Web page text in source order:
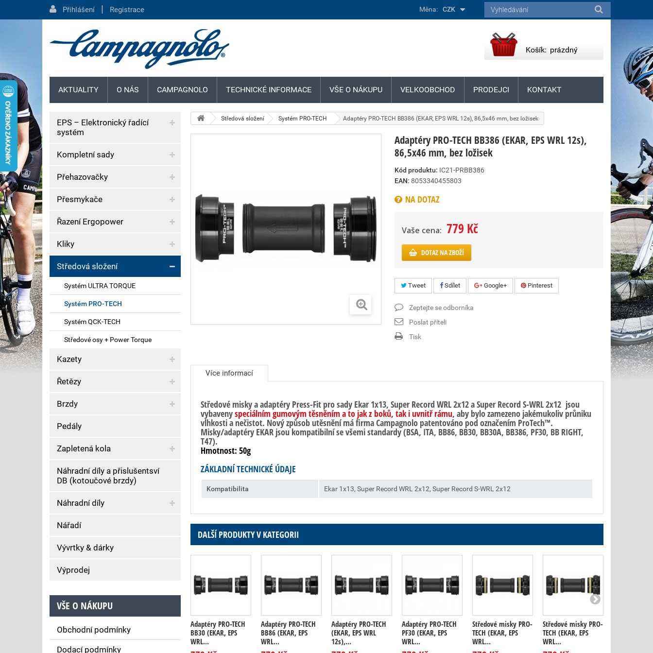
Středová složení Systém PRO-TECH Adaptéry PRO-TECH BB386 (EKAR, EPS WRL 12s), 86,5x46 mm, bez ložisek
Adaptéry PRO-TECH BB386 (EKAR, EPS WRL 12s),
86,5x46 mm, bez ložisek
Kód produktu: IC21-PRBB386
EAN: 8053340455803
NA DOTAZ
Vaše cena: 779 Kč
DOTAZ NA ZBOŽÍ
Tweet Sdílet Google+ Pinterest
Zeptejte se odborníka
Poslat příteli
Tisk
Více informací
Středové misky a adaptéry Press-Fit pro sady Ekar 1x13, Super Record WRL 2x12 a Super Record S-WRL 2x12 jsou
vybavenyspeciálním gumovým těsněním a to jak z boků, tak i uvnitř rámu, aby bylo zamezeno jakémukoliv průniku
vlhkosti a nečistot. Nový způsob utěsnění má firma Campagnolo patentováno pod označením ProTech™.
Misky/adaptéry EKAR jsou kompatibilní se všemi standardy (BSA, ITA, BB86, BB30, BB30A, BB386, PF30, BB RIGHT,
T47).
Hmotnost: 50g
ZÁKLADNÍ TECHNICKÉ ÚDAJE
Kompatibilita Ekar 1x13, Super Record WRL 2x12, Super Record S-WRL 2x12
DALŠÍ PRODUKTY V KATEGORII
Adaptéry PRO-TECH
BB30 (EKAR, EPS
WRL...
Adaptéry PRO-TECH
BB86 (EKAR, EPS
WRL...
Adaptéry PRO-TECH
(EKAR, EPS WRL
12s),...
Adaptéry PRO-TECH
PF30 (EKAR, EPS
WRL...
Středové misky PRO-
TECH (EKAR, EPS
WRL...
Středové misky PRO-
TECH (EKAR, EPS
WRL...
EPS – Elektronický řadící
systém
Kompletní sady
Přehazovačky
Přesmykače
Řazení Ergopower
Kliky
Středová složení
Systém ULTRA TORQUE
Systém PRO-TECH
Systém QCK-TECH
Středové osy + Power Torque
Kazety
Řetězy
Brzdy
Pedály
Zapletená kola
Náhradní díly a přislušentsví
DB (kotoučové brzdy)
Náhradní díly
Nářadí
Vývrtky & dárky
Výprodej
VŠE O NÁKUPU
Obchodní podmínky
Dodací podmínky
Přihlášení | Registrace Měna: CZK
Košík: prázdný
AKTUALITY O NÁS CAMPAGNOLO TECHNICKÉ INFORMACE VŠE O NÁKUPU VELKOOBCHOD PRODEJCI KONTAKT